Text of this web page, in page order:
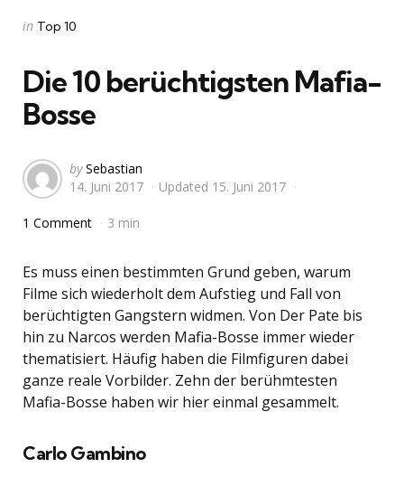
Categories
Posted
in Top 10
Die 10 berüchtigsten Mafia-
Bosse
Posted
by
by Sebastian
14. Juni 2017
Updated 15. Juni 2017
1 Comment 3 min
Es muss einen bestimmten Grund geben, warum
Filme sich wiederholt dem Aufstieg und Fall von
berüchtigten Gangstern widmen. Von Der Pate bis
hin zu Narcos werden Mafia-Bosse immer wieder
thematisiert. Häufig haben die Filmfiguren dabei
ganze reale Vorbilder. Zehn der berühmtesten
Mafia-Bosse haben wir hier einmal gesammelt.
Carlo Gambino